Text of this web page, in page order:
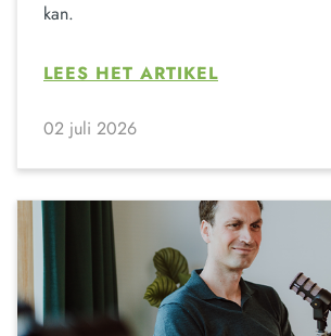
kan.
LEES HET ARTIKEL
02 juli 2026